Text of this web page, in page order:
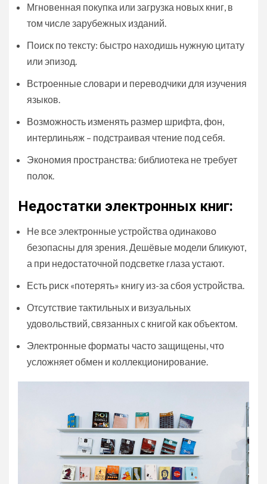
Мгновенная покупка или загрузка новых книг, в
том числе зарубежных изданий.
Поиск по тексту: быстро находишь нужную цитату
или эпизод.
Встроенные словари и переводчики для изучения
языков.
Возможность изменять размер шрифта, фон,
интерлиньяж – подстраивая чтение под себя.
Экономия пространства: библиотека не требует
полок.
Недостатки электронных книг:
Не все электронные устройства одинаково
безопасны для зрения. Дешёвые модели бликуют,
а при недостаточной подсветке глаза устают.
Есть риск «потерять» книгу из-за сбоя устройства.
Отсутствие тактильных и визуальных
удовольствий, связанных с книгой как объектом.
Электронные форматы часто защищены, что
усложняет обмен и коллекционирование.